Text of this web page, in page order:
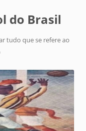
do Brasil
tudo que se refere ao